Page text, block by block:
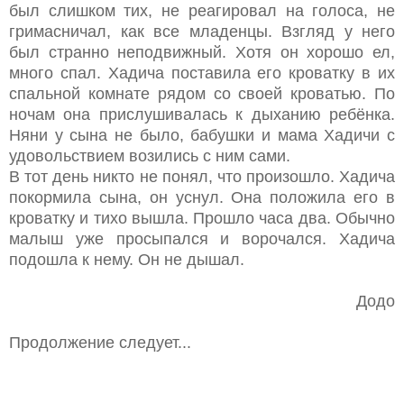
был слишком тих, не реагировал на голоса, не
гримасничал, как все младенцы. Взгляд у него
был странно неподвижный. Хотя он хорошо ел,
много спал. Хадича поставила его кроватку в их
спальной комнате рядом со своей кроватью. По
ночам она приcлушивалась к дыханию ребёнка.
Няни у сына не было, бабушки и мама Хадичи с
удовольствием возились с ним сами.
В тот день никто не понял, что произошло. Хадича
покормила сына, он уснул. Она положила его в
кроватку и тихо вышла. Прошло часа два. Обычно
малыш уже просыпался и ворочался. Хадича
подошла к нему. Он не дышал.
Додо
Продолжение следует...